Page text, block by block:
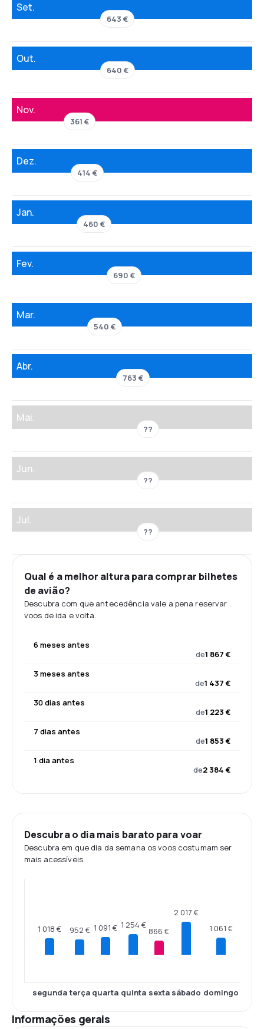
Set.
643 €
Out.
640 €
Nov.
361 €
Dez.
414 €
Jan.
460 €
Fev.
690 €
Mar.
540 €
Abr.
763 €
Mai.
??
Jun.
??
Jul.
??
Qual é a melhor altura para comprar bilhetes
de avião?
Descubra com que antecedência vale a pena reservar
voos de ida e volta.
6 meses antes
de1 867 €
3 meses antes
de1 437 €
30 dias antes
de1 223 €
7 dias antes
de1 853 €
1 dia antes
de2 384 €
Descubra o dia mais barato para voar
Descubra em que dia da semana os voos costumam ser
mais acessíveis.
1 018 €
segunda
952 €
terça
1 091 €
quarta
1 254 €
quinta
866 €
sexta
2 017 €
sábado
1 061 €
domingo
Informações gerais